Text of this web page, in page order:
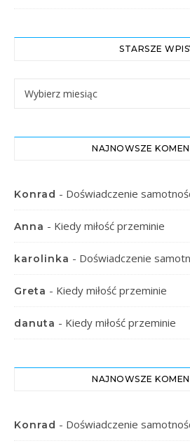
STARSZE
NAJNOWSZE
Konrad - Doświadczenie
Anna - Kiedy miłość przeminie
karolinka - Doświadczenie
Greta - Kiedy miłość przeminie
danuta - Kiedy miłość przeminie
NAJNOWSZE
Konrad - Doświadczenie